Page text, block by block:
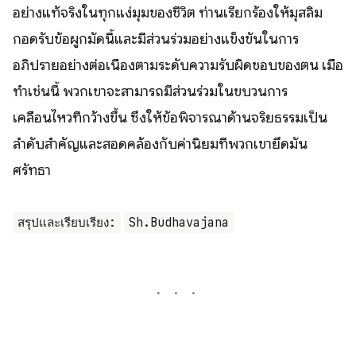
อย่างแท้จริงในทุกแง่มุมของชีวิต ท่านเรียกร้องให้มุสลิม
กอดรับข้อผูกมัดนี้และมีส่วนร่วมอย่างแข็งขันในการ
อภิปรายอย่างต่อเนื่องตามระดับความรับผิดชอบของตน เมื่อ
ทำเช่นนี้ พวกเขาจะสามารถมีส่วนร่วมในขบวนการ
เคลื่อนไหวที่กว้างขึ้น ซึ่งให้ข้อพิจารณาด้านจริยธรรมเป็น
ลำดับสำคัญและสอดคล้องกับค่านิยมที่พวกเขายึดมั่น
ศรัทธา
สรุปและเรียบเรียง: Sh.Budhavajana